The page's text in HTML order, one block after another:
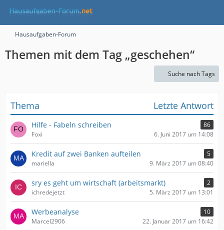
Hausaufgaben-Forum
Themen mit dem Tag „geschehen“
Suche nach Tags
Thema Letzte Antwort
Hilfe - Fabeln schreiben
86
Foxi
6. Juni 2017 um 14:08
Kredit auf zwei Banken aufteilen
5
mariella
9. März 2017 um 08:40
sry es geht um wirtschaft (arbeitsmarkt)
2
ichredejetzt
5. März 2017 um 13:01
Werbeanalyse
10
Marcel2906
22. Januar 2017 um 16:42